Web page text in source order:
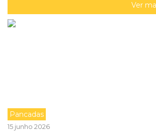
Ver
Pancadas
15 junho 2026